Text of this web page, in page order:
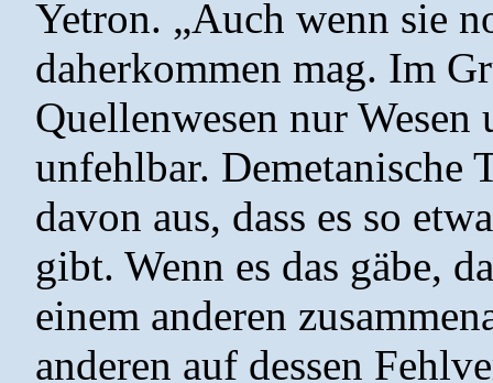
Yetron. „Auch wenn sie
daherkommen mag. Im
Quellenwesen nur
unfehlbar. Demetanische
davon aus, dass es so
gibt. Wenn es das gäbe,
einem anderen
anderen auf dessen